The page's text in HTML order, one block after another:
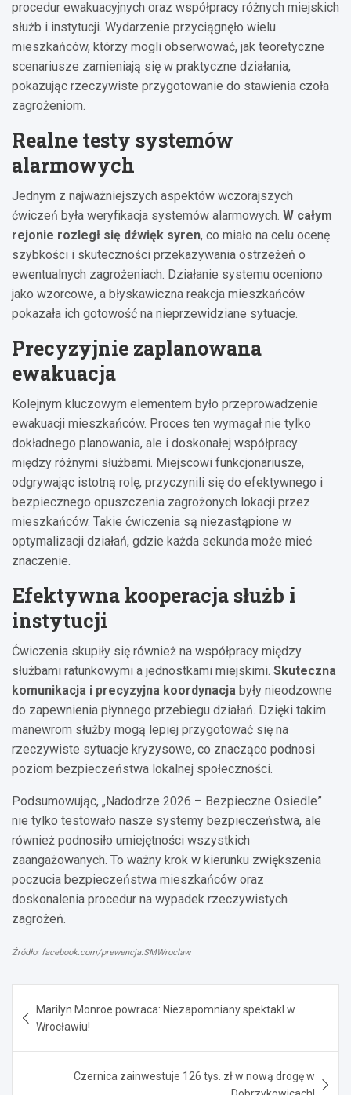
procedur ewakuacyjnych oraz współpracy różnych miejskich
służb i instytucji. Wydarzenie przyciągnęło wielu
mieszkańców, którzy mogli obserwować, jak teoretyczne
scenariusze zamieniają się w praktyczne działania,
pokazując rzeczywiste przygotowanie do stawienia czoła
zagrożeniom.
Realne testy systemów
alarmowych
Jednym z najważniejszych aspektów wczorajszych
ćwiczeń była weryfikacja systemów alarmowych. W całym
rejonie rozległ się dźwięk syren, co miało na celu ocenę
szybkości i skuteczności przekazywania ostrzeżeń o
ewentualnych zagrożeniach. Działanie systemu oceniono
jako wzorcowe, a błyskawiczna reakcja mieszkańców
pokazała ich gotowość na nieprzewidziane sytuacje.
Precyzyjnie zaplanowana
ewakuacja
Kolejnym kluczowym elementem było przeprowadzenie
ewakuacji mieszkańców. Proces ten wymagał nie tylko
dokładnego planowania, ale i doskonałej współpracy
między różnymi służbami. Miejscowi funkcjonariusze,
odgrywając istotną rolę, przyczynili się do efektywnego i
bezpiecznego opuszczenia zagrożonych lokacji przez
mieszkańców. Takie ćwiczenia są niezastąpione w
optymalizacji działań, gdzie każda sekunda może mieć
znaczenie.
Efektywna kooperacja służb i
instytucji
Ćwiczenia skupiły się również na współpracy między
służbami ratunkowymi a jednostkami miejskimi. Skuteczna
komunikacja i precyzyjna koordynacja były nieodzowne
do zapewnienia płynnego przebiegu działań. Dzięki takim
manewrom służby mogą lepiej przygotować się na
rzeczywiste sytuacje kryzysowe, co znacząco podnosi
poziom bezpieczeństwa lokalnej społeczności.
Podsumowując, „Nadodrze 2026 – Bezpieczne Osiedle”
nie tylko testowało nasze systemy bezpieczeństwa, ale
również podnosiło umiejętności wszystkich
zaangażowanych. To ważny krok w kierunku zwiększenia
poczucia bezpieczeństwa mieszkańców oraz
doskonalenia procedur na wypadek rzeczywistych
zagrożeń.
Źródło: facebook.com/prewencja.SMWroclaw
wpisu
Marilyn Monroe powraca: Niezapomniany spektakl w
Wrocławiu!
Czernica zainwestuje 126 tys. zł w nową drogę w